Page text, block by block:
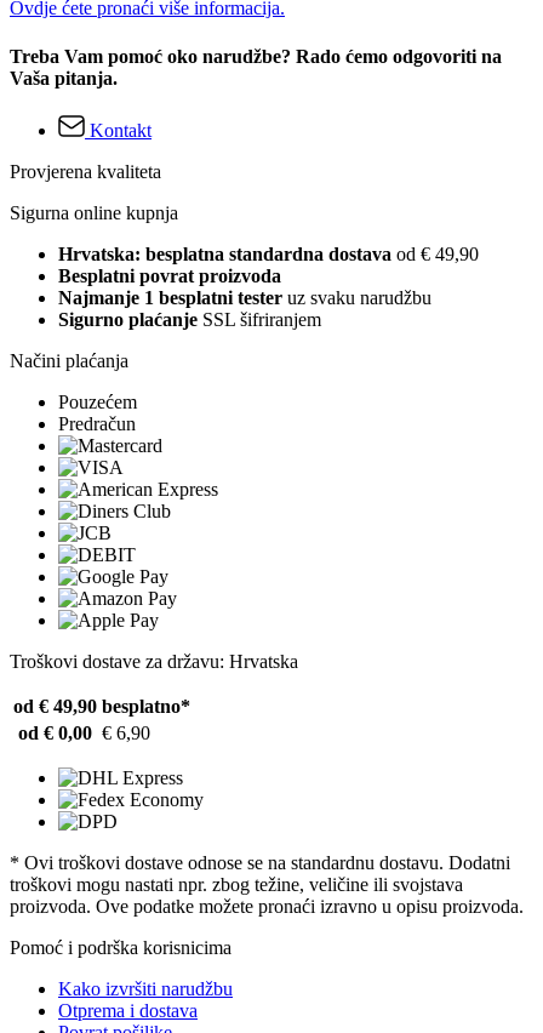
Ovdje ćete pronaći više informacija.
Treba Vam pomoć oko narudžbe? Rado ćemo odgovoriti na
Vaša pitanja.
Kontakt
Provjerena kvaliteta
Sigurna online kupnja
Hrvatska: besplatna standardna dostava od € 49,90
Besplatni povrat proizvoda
Najmanje 1 besplatni tester uz svaku narudžbu
Sigurno plaćanje SSL šifriranjem
Načini plaćanja
Pouzećem
Predračun
Troškovi dostave za državu: Hrvatska
od € 49,90 besplatno*
od € 0,00 € 6,90
* Ovi troškovi dostave odnose se na standardnu ​​dostavu. Dodatni
troškovi mogu nastati npr. zbog težine, veličine ili svojstava
proizvoda. Ove podatke možete pronaći izravno u opisu proizvoda.
Pomoć i podrška korisnicima
Kako izvršiti narudžbu
Otprema i dostava